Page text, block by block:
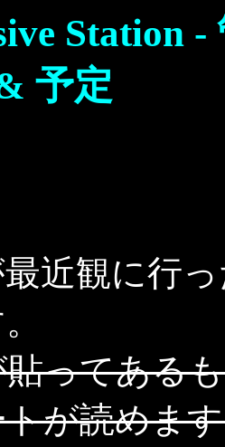
Station
予定
近観に行
ってある
が読めま